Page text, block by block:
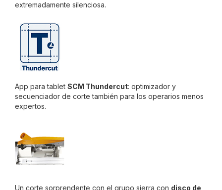
extremadamente silenciosa.
App para tablet SCM Thundercut: optimizador y
secuenciador de corte también para los operarios menos
expertos.
Un corte sorprendente con el grupo sierra con disco de